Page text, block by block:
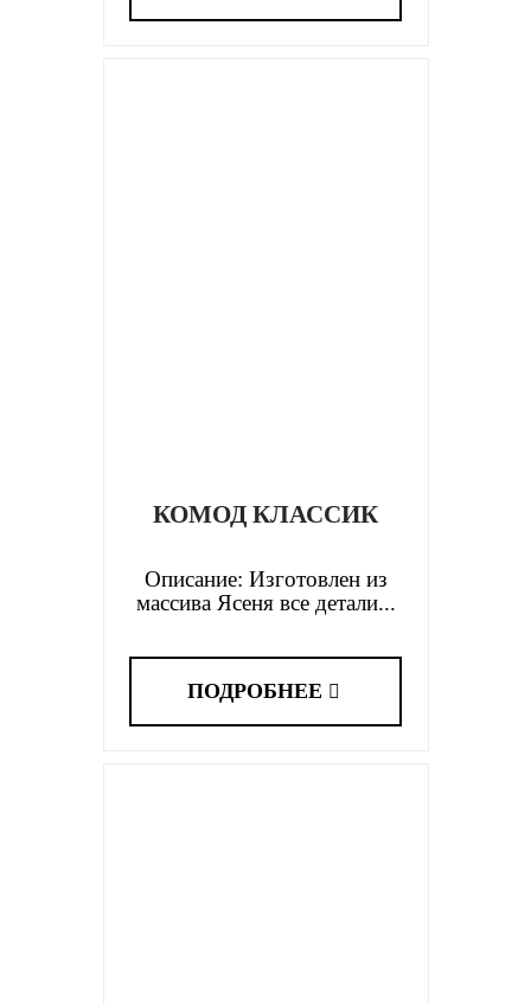
КОМОД КЛАССИК
Описание: Изготовлен из
массива Ясеня все детали...
ПОДРОБНЕЕ